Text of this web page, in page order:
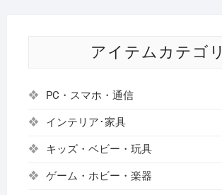
アイテムカテゴリ
PC・スマホ・通信
インテリア･家具
キッズ・ベビー・玩具
ゲーム・ホビー・楽器